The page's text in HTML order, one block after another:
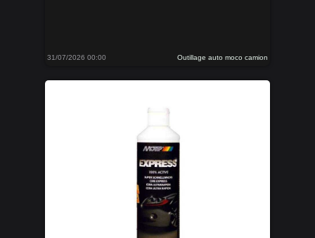
31/07/2026 00:00 Outillage auto moco camion